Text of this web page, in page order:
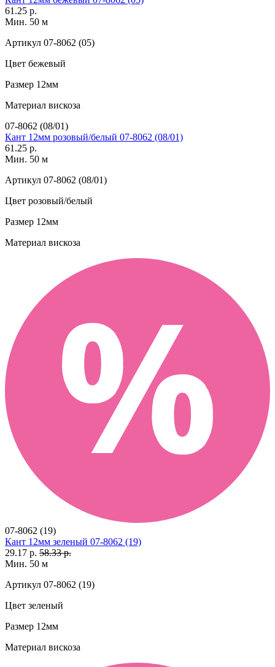
61.25 р.
Мин. 50 м
Артикул 07-8062 (05)
Цвет бежевый
Размер 12мм
Материал вискоза
07-8062 (08/01)
Кант 12мм розовый/белый 07-8062 (08/01)
61.25 р.
Мин. 50 м
Артикул 07-8062 (08/01)
Цвет розовый/белый
Размер 12мм
Материал вискоза
07-8062 (19)
Кант 12мм зеленый 07-8062 (19)
29.17 р. 58.33 р.
Мин. 50 м
Артикул 07-8062 (19)
Цвет зеленый
Размер 12мм
Материал вискоза